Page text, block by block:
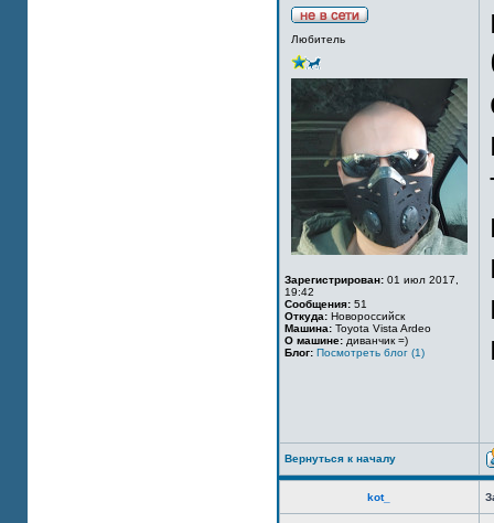
Любитель
Зарегистрирован: 01 июл 2017,
19:42
Сообщения: 51
Откуда: Новороссийск
Машина: Toyota Vista Ardeo
О машине: диванчик =)
Блог: Посмотреть блог (1)
Вернуться к началу
kot_